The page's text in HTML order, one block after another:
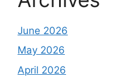
June 2026
May 2026
April 2026